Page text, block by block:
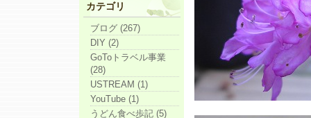
カテゴリ
ブログ (267)
DIY (2)
GoToトラベル事業
(28)
USTREAM (1)
YouTube (1)
うどん食べ歩記 (5)